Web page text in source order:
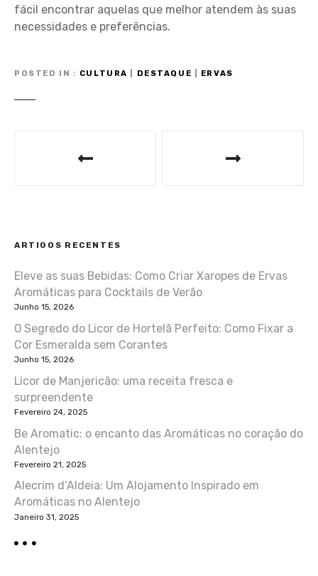
fácil encontrar aquelas que melhor atendem às suas
necessidades e preferências.
POSTED IN CULTURA DESTAQUE ERVAS
g
a
ç
ã
o
d
e
a
r
t
i
ARTIGOS RECENTES
Eleve as suas Bebidas: Como Criar Xaropes de Ervas
Aromáticas para Cocktails de Verão
Junho 15, 2026
O Segredo do Licor de Hortelã Perfeito: Como Fixar a
Cor Esmeralda sem Corantes
Junho 15, 2026
Licor de Manjericão: uma receita fresca e
surpreendente
Fevereiro 24, 2025
Be Aromatic: o encanto das Aromáticas no coração do
Alentejo
Fevereiro 21, 2025
Alecrim d’Aldeia: Um Alojamento Inspirado em
Aromáticas no Alentejo
Janeiro 31, 2025